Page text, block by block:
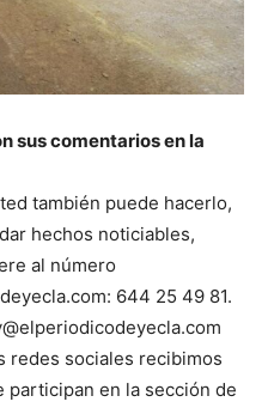
sus comentarios en la
también puede hacerlo,
hechos noticiables,
al número
644 25 49 81.
redes sociales recibimos
participan en la sección de